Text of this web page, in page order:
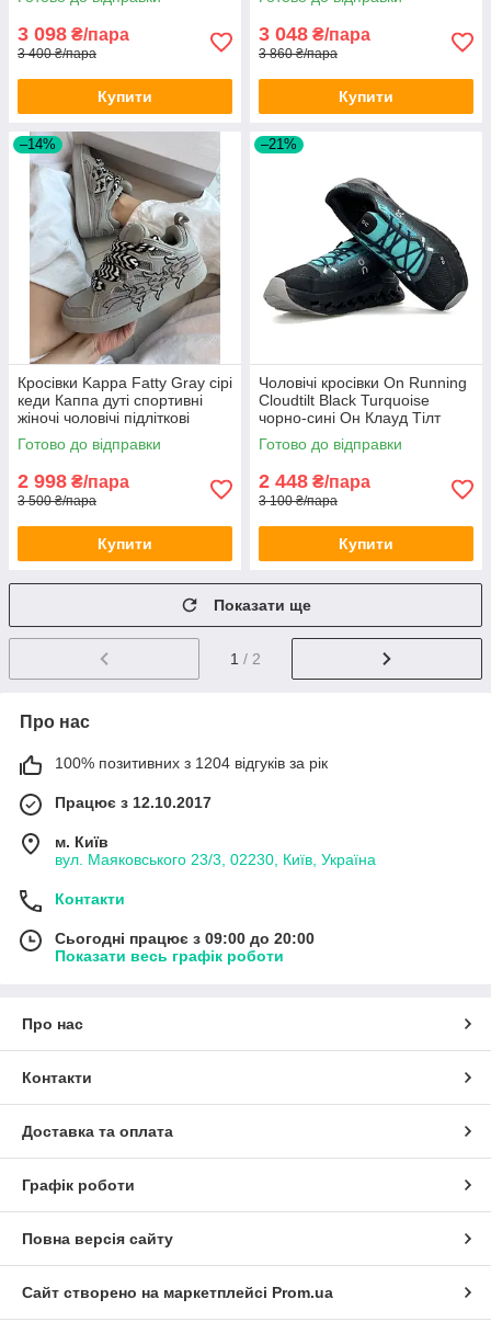
3 098 ₴/пара
3 400 ₴/пара
Купити
весна осінь
3 048 ₴/пара
3 860 ₴/пара
Купити
–14%
Кросівки Kappa Fatty Gray сірі
кеди Каппа дуті спортивні
жіночі чоловічі підліткові
демісезонні
Готово до відправки
2 998 ₴/пара
3 500 ₴/пара
Купити
–21%
Чоловічі кросівки On Running
Cloudtilt Black Turquoise
чорно-сині Он Клауд Тілт
текстильні легкі демісезонні
весна літо
Готово до відправки
2 448 ₴/пара
3 100 ₴/пара
Купити
Показати ще
1 / 2
Про нас
100% позитивних з 1204 відгуків за рік
Працює з 12.10.2017
м. Київ
вул. Маяковського 23/3, 02230, Київ, Україна
Контакти
Сьогодні працює з 09:00 до 20:00
Показати весь графік роботи
Про нас
Контакти
Доставка та оплата
Графік роботи
Повна версія сайту
Сайт створено на маркетплейсі Prom.ua